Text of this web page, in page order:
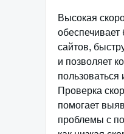
Высокая
обеспечивает
сайтов,
и позволяет
пользоваться
Проверка
помогает
проблемы с